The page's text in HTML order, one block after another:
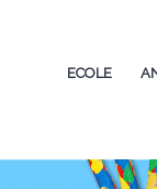
ECOLE